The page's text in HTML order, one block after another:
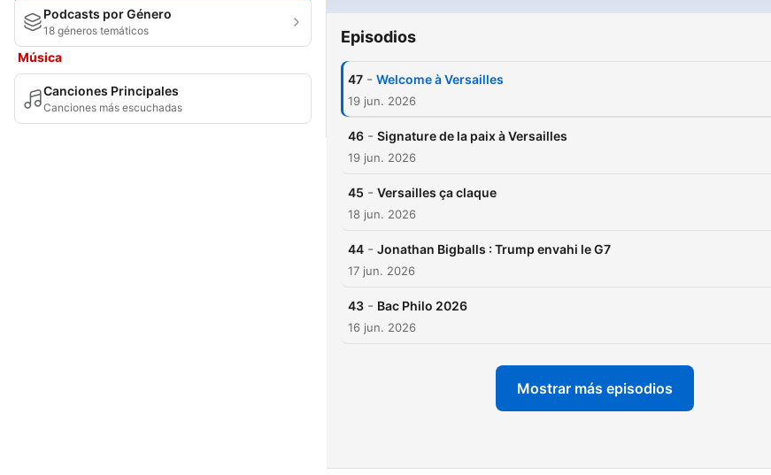
Podcasts por Género
18 géneros temáticos
Música
Canciones Principales
Canciones más escuchadas
Episodios
47 - Welcome à Versailles
19 jun. 2026
46 - Signature de la paix à Versailles
19 jun. 2026
45 - Versailles ça claque
18 jun. 2026
44 - Jonathan Bigballs : Trump envahi le G7
17 jun. 2026
43 - Bac Philo 2026
16 jun. 2026
Mostrar más episodios